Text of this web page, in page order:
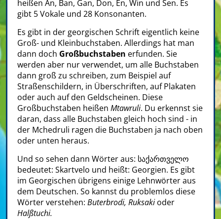
heißen An, Ban, Gan, Don, En, Win und Sen. Es
gibt 5 Vokale und 28 Konsonanten.
Es gibt in der georgischen Schrift eigentlich keine
Groß- und Kleinbuchstaben. Allerdings hat man
dann doch Großbuchstaben erfunden. Sie
werden aber nur verwendet, um alle Buchstaben
dann groß zu schreiben, zum Beispiel auf
Straßenschildern, in Überschriften, auf Plakaten
oder auch auf den Geldscheinen. Diese
Großbuchstaben heißen Mtawruli. Du erkennst sie
daran, dass alle Buchstaben gleich hoch sind - in
der Mchedruli ragen die Buchstaben ja nach oben
oder unten heraus.
Und so sehen dann Wörter aus: საქართველო
bedeutet: Skartvelo und heißt: Georgien. Es gibt
im Georgischen übrigens einige Lehnwörter aus
dem Deutschen. So kannst du problemlos diese
Wörter verstehen: Buterbrodi, Ruksakioder
Halßtuchi.